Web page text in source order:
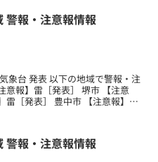
警報・注意報情報
象台 発表 以下の地域で警報・注
意報】雷［発表］ 堺市 【注意
雷［発表］ 豊中市 【注意報】雷
警報・注意報情報